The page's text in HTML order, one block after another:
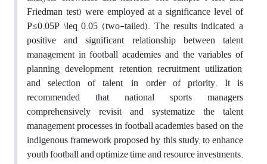
Friedman test) were employed at a significance level of
P≤0.05P \leq 0.05 (two-tailed). The results indicated a
positive and significant relationship between talent
management in football academies and the variables of
planning, development, retention, recruitment, utilization,
and selection of talent, in order of priority. It is
recommended that national sports managers
comprehensively revisit and systematize the talent
management processes in football academies based on the
indigenous framework proposed by this study, to enhance
youth football and optimize time and resource investments.